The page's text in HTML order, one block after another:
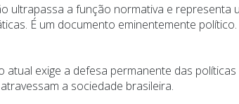
ultrapassa a função normativa e representa
É um documento eminentemente
exige a defesa permanente das
a sociedade brasileira.